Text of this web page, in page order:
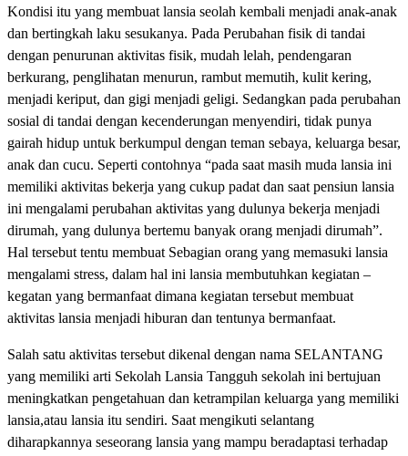
Kondisi itu yang membuat lansia seolah kembali menjadi anak-anak
dan bertingkah laku sesukanya. Pada Perubahan fisik di tandai
dengan penurunan aktivitas fisik, mudah lelah, pendengaran
berkurang, penglihatan menurun, rambut memutih, kulit kering,
menjadi keriput, dan gigi menjadi geligi. Sedangkan pada perubahan
sosial di tandai dengan kecenderungan menyendiri, tidak punya
gairah hidup untuk berkumpul dengan teman sebaya, keluarga besar,
anak dan cucu. Seperti contohnya “pada saat masih muda lansia ini
memiliki aktivitas bekerja yang cukup padat dan saat pensiun lansia
ini mengalami perubahan aktivitas yang dulunya bekerja menjadi
dirumah, yang dulunya bertemu banyak orang menjadi dirumah”.
Hal tersebut tentu membuat Sebagian orang yang memasuki lansia
mengalami stress, dalam hal ini lansia membutuhkan kegiatan –
kegatan yang bermanfaat dimana kegiatan tersebut membuat
aktivitas lansia menjadi hiburan dan tentunya bermanfaat.
Salah satu aktivitas tersebut dikenal dengan nama SELANTANG
yang memiliki arti Sekolah Lansia Tangguh sekolah ini bertujuan
meningkatkan pengetahuan dan ketrampilan keluarga yang memiliki
lansia,atau lansia itu sendiri. Saat mengikuti selantang
diharapkannya seseorang lansia yang mampu beradaptasi terhadap